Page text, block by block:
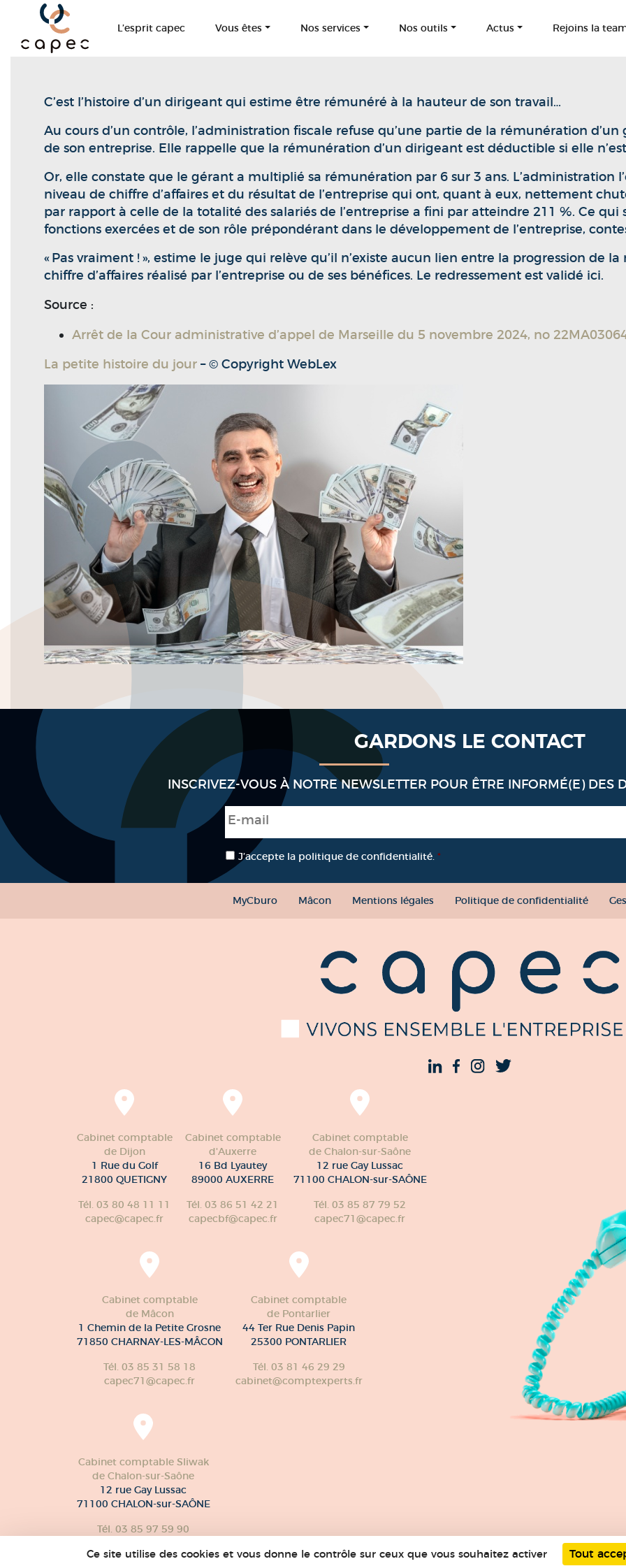
Panneau de gestion des cookies
Ce site utilise des cookies et vous donne le contrôle sur ceux que vous souhaitez activer Tout
L’esprit capec Vous êtes Nos services Nos outils Actus Rejoins la
C’est l’histoire d’un dirigeant qui estime être rémunéré à la hauteur de son travail…
Au cours d’un contrôle, l’administration fiscale refuse qu’une partie de la rémunération
de son entreprise. Elle rappelle que la rémunération d’un dirigeant est déductible si elle n’est
Or, elle constate que le gérant a multiplié sa rémunération par 6 sur 3 ans. L’administration
niveau de chiffre d’affaires et du résultat de l’entreprise qui ont, quant à eux, nettement
par rapport à celle de la totalité des salariés de l’entreprise a fini par atteindre 211 %. Ce qui
fonctions exercées et de son rôle prépondérant dans le développement de l’entreprise,
« Pas vraiment ! », estime le juge qui relève qu’il n’existe aucun lien entre la progression de
chiffre d’affaires réalisé par l’entreprise ou de ses bénéfices. Le redressement est validé ici.
Source :
Arrêt de la Cour administrative d’appel de Marseille du 5 novembre 2024, no
La petite histoire du jour – © Copyright WebLex
GARDONS LE CONTACT
INSCRIVEZ-VOUS À NOTRE NEWSLETTER POUR ÊTRE INFORMÉ(E) DES
E-mail
RGPD *
J’accepte la politique de confidentialité. *
MyCburo Mâcon Mentions légales Politique de confidentialité
Cabinet comptable
de Dijon
1 Rue du Golf
21800 QUETIGNY
Tél. 03 80 48 11 11
capec@capec.fr
Cabinet comptable
d'Auxerre
16 Bd Lyautey
89000 AUXERRE
Tél. 03 86 51 42 21
capecbf@capec.fr
Cabinet comptable
de Chalon-sur-Saône
12 rue Gay Lussac
71100 CHALON-sur-SAÔNE
Tél. 03 85 87 79 52
capec71@capec.fr
Cabinet comptable
de Mâcon
1 Chemin de la Petite Grosne
71850 CHARNAY-LES-MÂCON
Tél. 03 85 31 58 18
capec71@capec.fr
Cabinet comptable
de Pontarlier
44 Ter Rue Denis Papin
25300 PONTARLIER
Tél. 03 81 46 29 29
cabinet@comptexperts.fr
Cabinet comptable Sliwak
de Chalon-sur-Saône
12 rue Gay Lussac
71100 CHALON-sur-SAÔNE
Tél. 03 85 97 59 90